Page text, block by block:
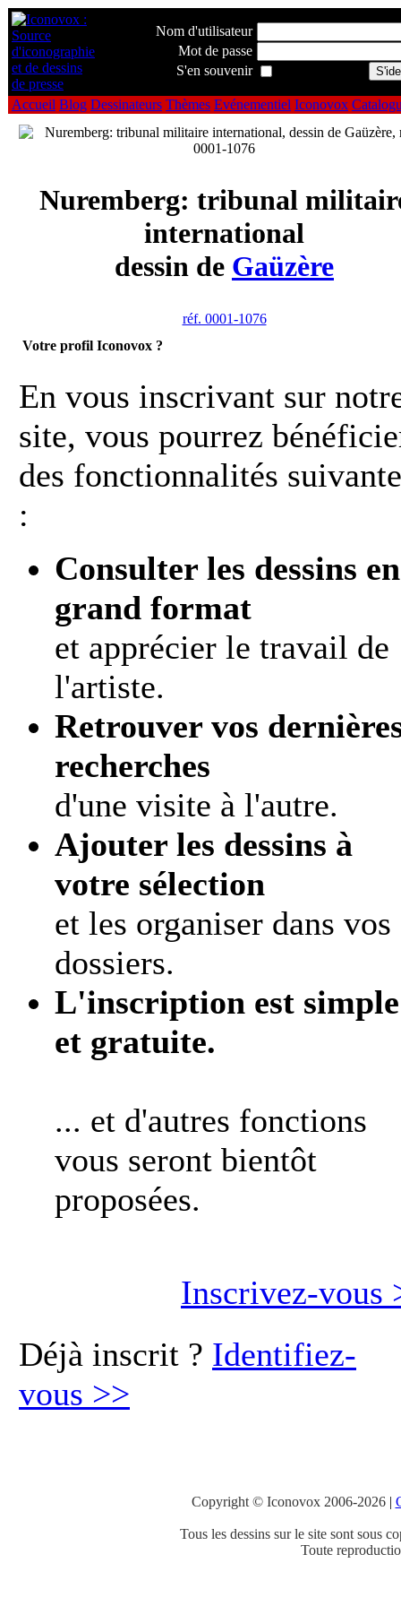
Nom d'utilisateur
Mot de passe
S'en souvenir
Accueil Blog Dessinateurs Thèmes Evénementiel Iconovox
Nuremberg: tribunal
international
dessin de Gaüzère
réf. 0001-1076
Votre profil Iconovox ?
En vous inscrivant sur
site, vous pourrez
des fonctionnalités
:
Consulter les dessins en
grand format
et apprécier le travail de
l'artiste.
Retrouver vos
recherches
d'une visite à l'autre.
Ajouter les dessins à
votre sélection
et les organiser dans vos
dossiers.
L'inscription est simple
et gratuite.
... et d'autres fonctions
vous seront bientôt
proposées.
Inscrivez-vous
Déjà inscrit ? Identifiez-
vous >>
Copyright © Iconovox 2006-2026|
Tous les dessins sur le site sont sous
Toute